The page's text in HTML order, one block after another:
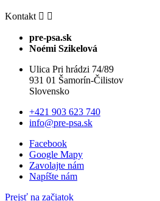
Kontakt  
pre-psa.sk
Noémi Szikelová
Ulica Pri hrádzi 74/89
931 01 Šamorín-Čilistov
Slovensko
+421 903 623 740
info@pre-psa.sk
Facebook
Google Mapy
Zavolajte nám
Napíšte nám
Prejsť na začiatok